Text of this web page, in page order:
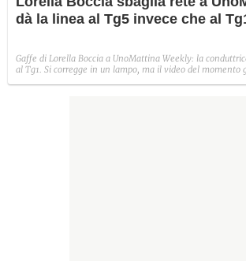
dà la linea al Tg5 invece che al
Gaffe di Lorella Boccia a UnoMattina Weekly: la
al Tg1. Si corregge in un lampo, ma il video del momento